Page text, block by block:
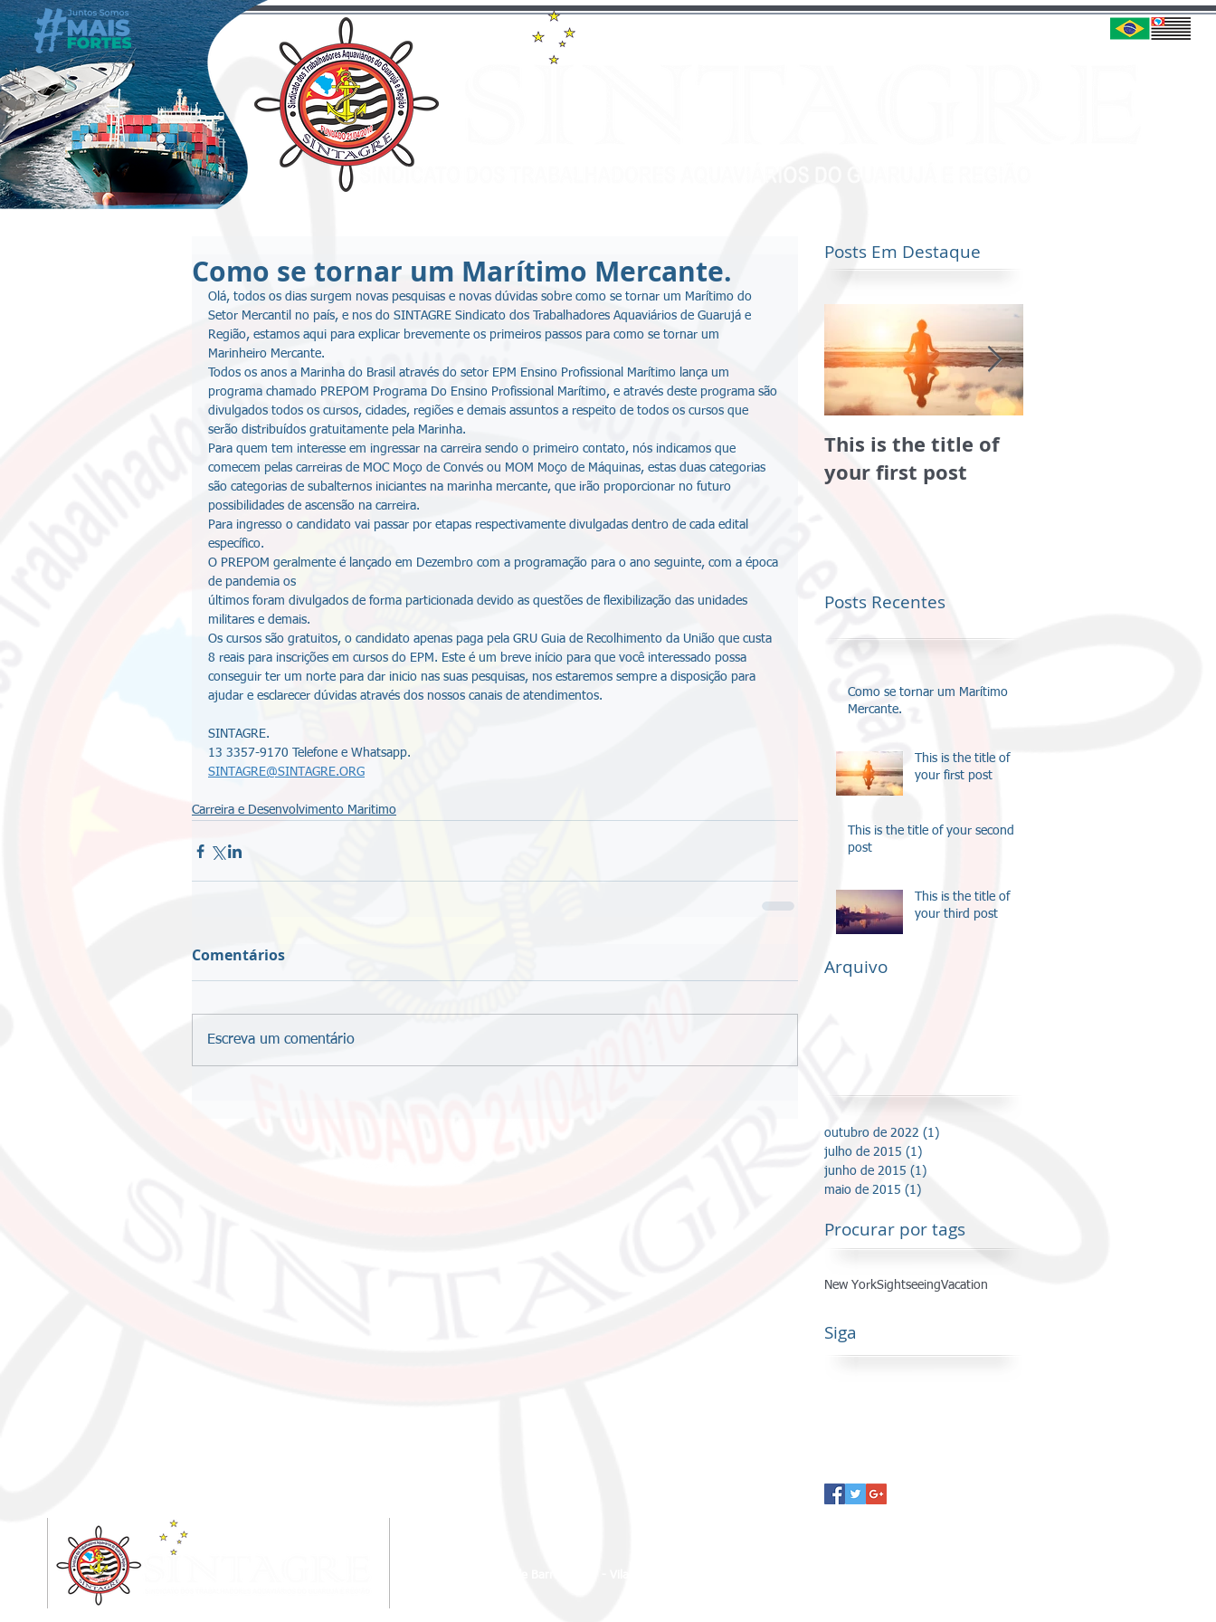
Como se tornar um Marítimo Mercante.
Olá, todos os dias surgem novas pesquisas e novas dúvidas sobre como se tornar um Marítimo do
Setor Mercantil no país, e nos do SINTAGRE Sindicato dos Trabalhadores Aquaviários de Guarujá e
Região, estamos aqui para explicar brevemente os primeiros passos para como se tornar um
Marinheiro Mercante.
Todos os anos a Marinha do Brasil através do setor EPM Ensino Profissional Marítimo lança um
programa chamado PREPOM Programa Do Ensino Profissional Marítimo, e através deste programa são
divulgados todos os cursos, cidades, regiões e demais assuntos a respeito de todos os cursos que
serão distribuídos gratuitamente pela Marinha.
Para quem tem interesse em ingressar na carreira sendo o primeiro contato, nós indicamos que
comecem pelas carreiras de MOC Moço de Convés ou MOM Moço de Máquinas, estas duas categorias
são categorias de subalternos iniciantes na marinha mercante, que irão proporcionar no futuro
possibilidades de ascensão na carreira.
Para ingresso o candidato vai passar por etapas respectivamente divulgadas dentro de cada edital
específico.
O PREPOM geralmente é lançado em Dezembro com a programação para o ano seguinte, com a época
de pandemia os
últimos foram divulgados de forma particionada devido as questões de flexibilização das unidades
militares e demais.
Os cursos são gratuitos, o candidato apenas paga pela GRU Guia de Recolhimento da União que custa
8 reais para inscrições em cursos do EPM. Este é um breve início para que você interessado possa
conseguir ter um norte para dar inicio nas suas pesquisas, nos estaremos sempre a disposição para
ajudar e esclarecer dúvidas através dos nossos canais de atendimentos.
SINTAGRE.
13 3357-9170 Telefone e Whatsapp.
SINTAGRE@SINTAGRE.ORG
Carreira e Desenvolvimento Maritimo
Comentários
Escreva um comentário
Posts Em Destaque
This is the title of
your first post
Posts Recentes
Como se tornar um Marítimo
Mercante.
This is the title of
your first post
This is the title of your second
post
This is the title of
your third post
Arquivo
outubro de 2022 (1)
julho de 2015 (1)
junho de 2015 (1)
maio de 2015 (1)
Procurar por tags
New YorkSightseeingVacation
Siga